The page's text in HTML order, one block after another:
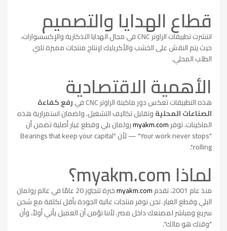
قطاع الهدايا والتصميم
انتشرت تطبيقات الراوتر CNC في مجال الهدايا التذكارية والإكسسوارات،
حيث يتم النقش على الخشب والأكريليك لإنتاج منتجات مميزة تلبي
الطلب المحلي.
الأهمية الاقتصادية
هذه التطبيقات تعكس دور ماكينة الراوتر CNC في
رفع كفاءة
الصناعات المحليةوتقليل تكاليف التشغيل. ولضمان استمرارية هذه
الماكينات، توفرmyakm.comرولمان بلي وقطع غيار أصلية تضمن أن
"Your work never stops" — لأن "Bearings that keep your capital
rolling".
لماذا myakm.com؟
منذ عام 2001، تقدم myakm.com
خبرة تتجاوز 20 عامًا في عالم رولمان
البلي وقطع الغيار. نحن نوفر منتجات عالية الجودة بأقل تكلفة مع شحن
سريع ومباشر لمصنعك داخل مصر. لأننا نؤمن أن العميل يأتي أولاً، وأن
"وقتك هو مالك".